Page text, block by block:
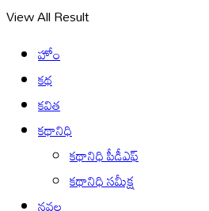
View All Result
హోం
కథ
కవిత
కథానిధి
కథానిధి పీడీఎఫ్
కథానిధి సమీక్ష